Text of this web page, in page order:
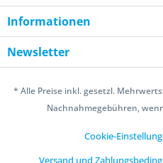
Informationen
Newsletter
* Alle Preise inkl. gesetzl.
Nachnahmegebühren,
Cookie-
Versand und